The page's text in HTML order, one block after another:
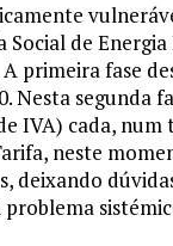
de
primeira fase
Nesta segunda
IVA) cada,
neste
deixando